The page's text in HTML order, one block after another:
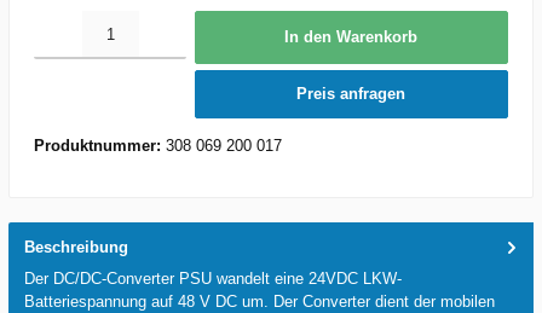
In den Warenkorb
Preis anfragen
Produktnummer: 308 069 200 017
Beschreibung
Der DC/DC-Converter PSU wandelt eine 24VDC LKW-
Batteriespannung auf 48 V DC um. Der Converter dient der mobilen